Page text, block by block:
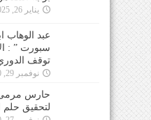
يناير 26, 2025
عبد الوهاب
سبورت ” :
توقف الدوري
نوفمبر 29, 2020
حارس مرمى
لتحقيق حلم